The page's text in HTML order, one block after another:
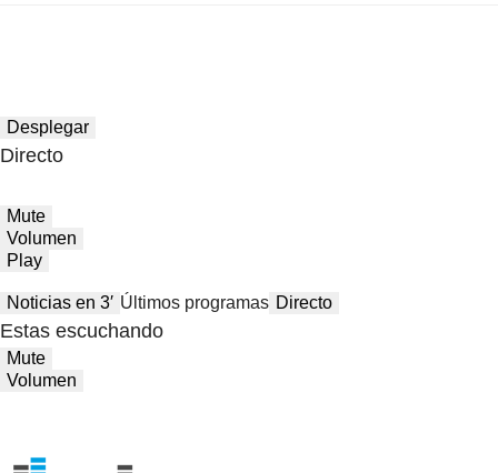
Desplegar
Directo
Mute
Volumen
Play
Noticias en 3′ Últimos programas Directo
Estas escuchando
Mute
Volumen